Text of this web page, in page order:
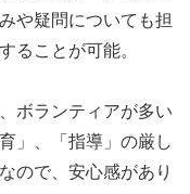
や疑問についても担
ることが可能。
ボランティアが多い
」、「指導」の厳し
なので、安心感があり